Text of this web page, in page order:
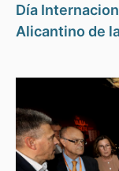
Día
Alicantino de